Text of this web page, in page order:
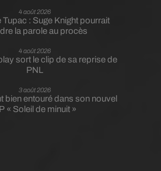
4 août 2026
Tupac : Suge Knight pourrait
la parole au procès
4 août 2026
sort le clip de sa reprise de
PNL
3 août 2026
bien entouré dans son nouvel
« Soleil de minuit »